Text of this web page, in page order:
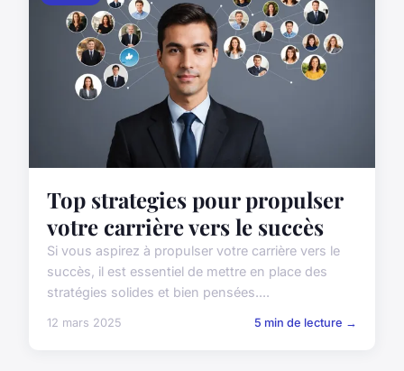
Top strategies pour propulser
votre carrière vers le succès
Si vous aspirez à propulser votre carrière vers le
succès, il est essentiel de mettre en place des
stratégies solides et bien pensées....
12 mars 2025 5 min de lecture →